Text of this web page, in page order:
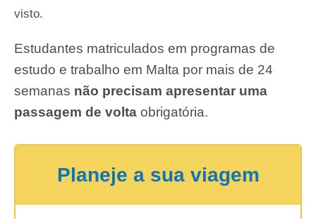
visto.
Estudantes matriculados em programas de
estudo e trabalho em Malta por mais de 24
semanas não precisam apresentar uma
passagem de volta obrigatória.
Planeje a sua viagem